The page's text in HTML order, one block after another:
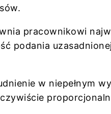
pracownikowi
podania
w niepełnym